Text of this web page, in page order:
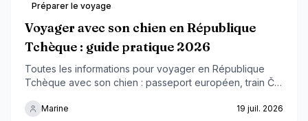
Préparer le voyage
Voyager avec son chien en République
Tchèque : guide pratique 2026
Toutes les informations pour voyager en République
Tchèque avec son chien : passeport européen, train ČD,
à prévoir.
Marine 19 juil. 2026